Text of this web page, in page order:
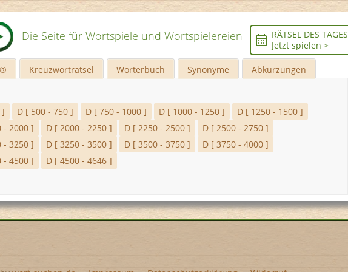
Die Seite für Wortspiele und Wortspielereien
RÄTSEL DES TAGES
Jetzt spielen >
Kreuzworträtsel Wörterbuch Synonyme Abkürzungen
] D [ 500 - 750 ] D [ 750 - 1000 ] D [ 1000 - 1250 ]
D [ 1250 - 1500 ]
- 2000 ] D [ 2000 - 2250 ] D [ 2250 - 2500 ]
D [ 2500 - 2750 ]
- 3250 ] D [ 3250 - 3500 ] D [ 3500 - 3750 ]
D [ 3750 - 4000 ]
- 4500 ] D [ 4500 - 4646 ]